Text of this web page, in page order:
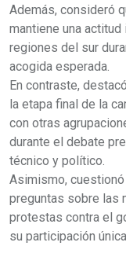
Además, consideró
mantiene una
regiones del sur
acogida esperada.
En contraste,
la etapa final de la
con otras
durante el debate
técnico y político.
Asimismo,
preguntas sobre las
protestas contra el
su participación